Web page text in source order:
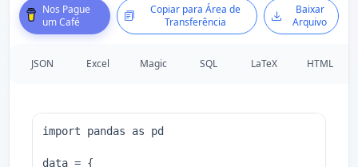
Nos Pague
um Café
Copiar para Área de
Transferência
Baixar
Arquivo
JSON Excel Magic SQL LaTeX HTML